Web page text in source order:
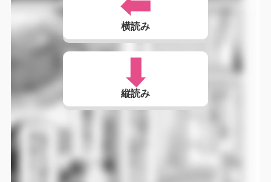
横読み
縦読み